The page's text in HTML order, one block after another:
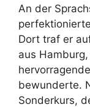
An der
Dort traf er
aus
bewunderte.
Sonderkurs,